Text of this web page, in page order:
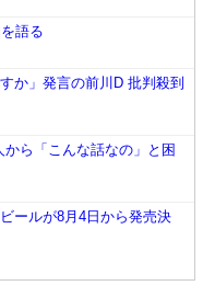
語る
か」発言の前川D 批判殺到
ら「こんな話なの」と困
ールが8月4日から発売決